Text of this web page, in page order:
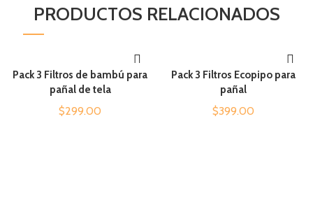
PRODUCTOS RELACIONADOS
AÑADIR AL CARRITO
Pack 3 Filtros de bambú para
pañal de tela
$299.00
AÑADIR AL CARRITO
Pack 3 Filtros Ecopipo para
pañal
$399.00